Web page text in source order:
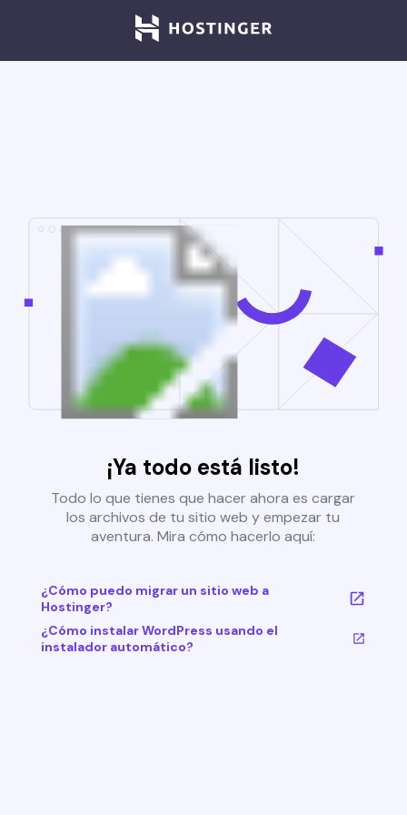
¡Ya todo está listo!
Todo lo que tienes que hacer ahora es cargar
los archivos de tu sitio web y empezar tu
aventura. Mira cómo hacerlo aquí:
¿Cómo puedo migrar un sitio web a
Hostinger?
¿Cómo instalar WordPress usando el
instalador automático?